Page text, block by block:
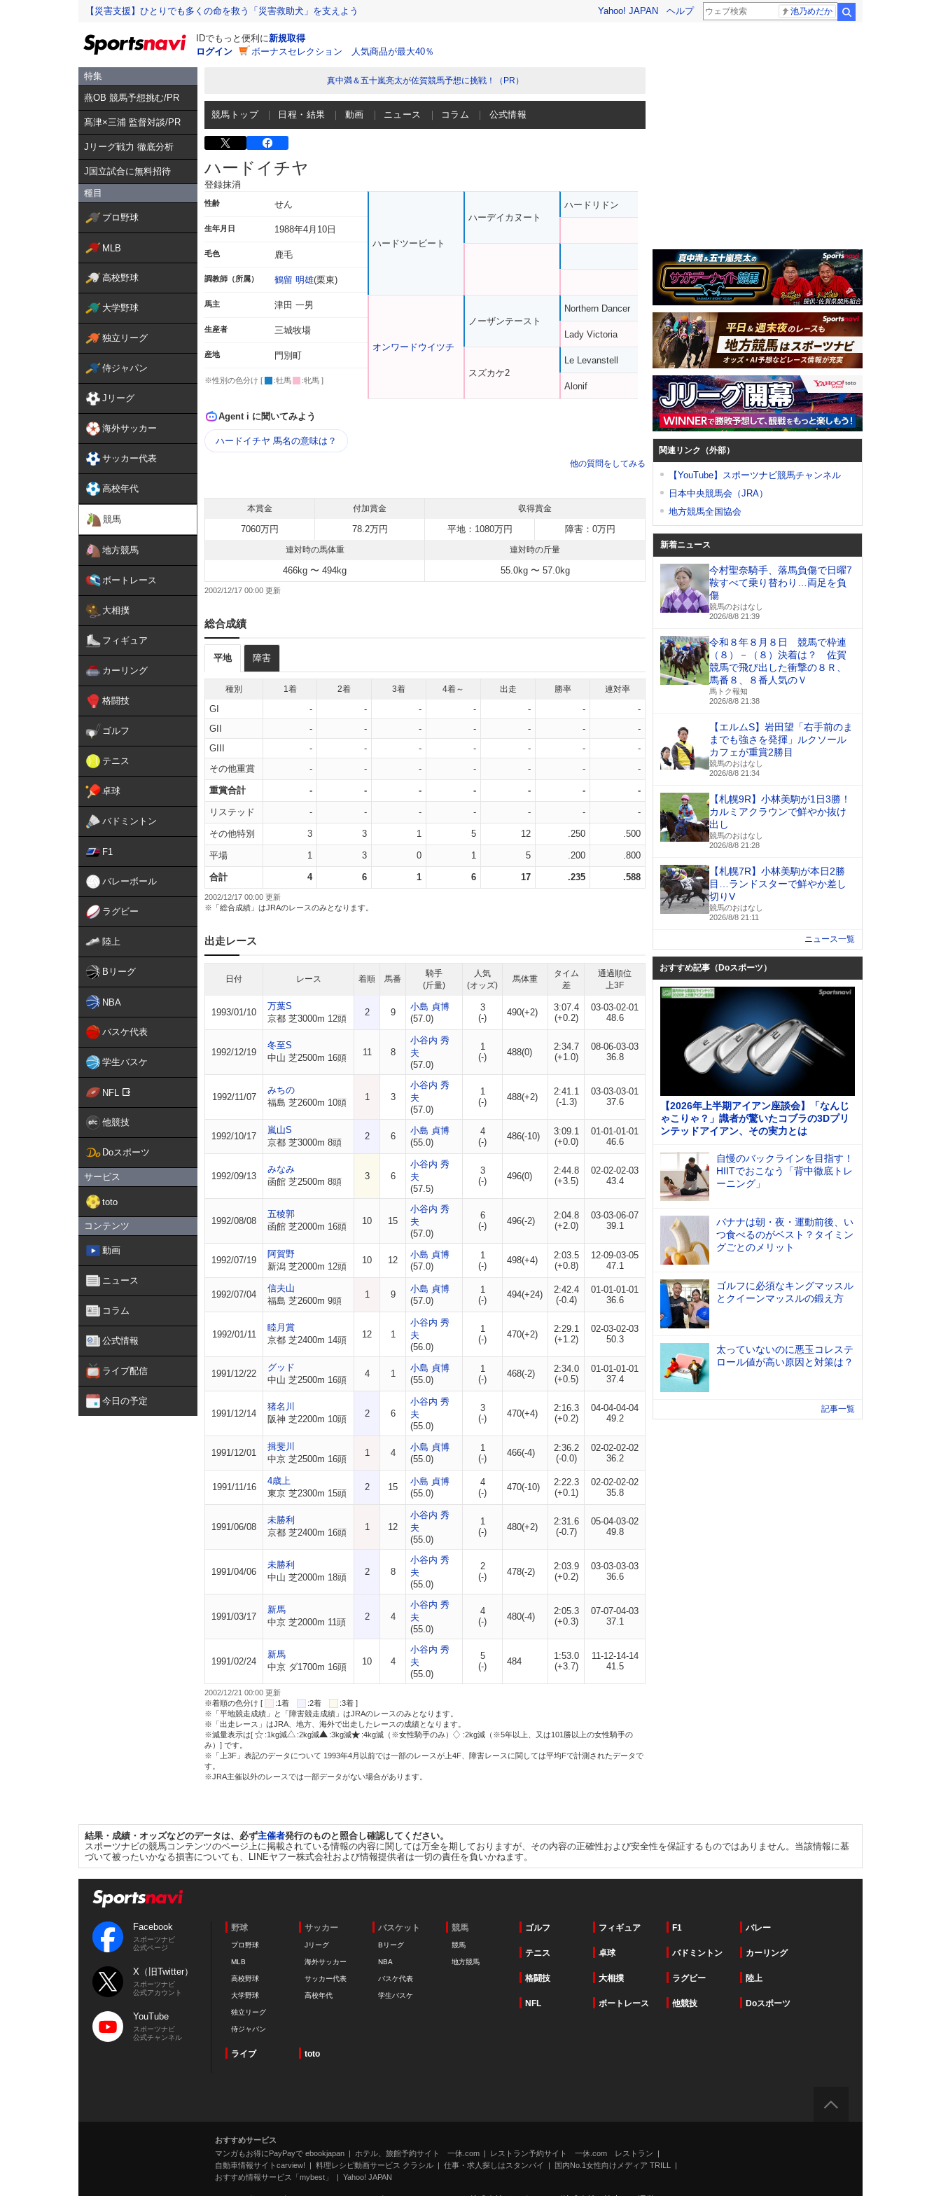
【災害支援】ひとりでも多くの命を救う「災害救助犬」を支えよう Yahoo! JAPAN ヘルプ 池乃めだか
IDでもっと便利に新規取得
ログイン
ボーナスセレクション 人気商品が最大40％
特集
燕OB 競馬予想挑む/PR
髙津×三浦 監督対談/PR
Jリーグ戦力 徹底分析
J国立試合に無料招待
種目
プロ野球
MLB
高校野球
大学野球
独立リーグ
侍ジャパン
Jリーグ
海外サッカー
サッカー代表
高校年代
競馬
地方競馬
ボートレース
大相撲
フィギュア
カーリング
格闘技
ゴルフ
テニス
卓球
バドミントン
F1
バレーボール
ラグビー
陸上
Bリーグ
NBA
バスケ代表
学生バスケ
NFL
他競技
Doスポーツ
サービス
toto
コンテンツ
動画
ニュース
コラム
公式情報
ライブ配信
今日の予定
真中満＆五十嵐亮太が佐賀競馬予想に挑戦！（PR）
競馬トップ 日程・結果 動画 ニュース コラム 公式情報
ハードイチヤ
登録抹消
性齢 せん
生年月日 1988年4月10日
毛色 鹿毛
調教師（所属） 鶴留 明雄(栗東)
馬主 津田 一男
生産者 三城牧場
産地 門別町
※性別の色分け [ :牡馬 :牝馬 ]
ハードツービート
オンワードウイツチ
ハーデイカヌート
ノーザンテースト
スズカケ2
ハードリドン
Northern Dancer
Lady Victoria
Le Levanstell
Alonif
Agent i に聞いてみよう
ハードイチヤ 馬名の意味は？
他の質問をしてみる
本賞金 付加賞金 収得賞金
7060万円 78.2万円 平地：1080万円 障害：0万円
連対時の馬体重 連対時の斤量
466kg 〜 494kg 55.0kg 〜 57.0kg
2002/12/17 00:00
総合成績
平地 障害
種別 1着 2着 3着 4着～ 出走 勝率 連対率
GI - - - - - -
-
GII
- - - - - -
-
GIII
- - - - - -
-
その他重賞
- - - - - - -
重賞合計 - - - - - - -
リステッド - - - - - - -
その他特別 3 3 1 5 12 .250 .500
平場 1 3 0 1 5 .200 .800
合計 4 6 1 6 17 .235 .588
2002/12/17 00:00 更新
※「総合成績」はJRAのレースのみとなります。
出走レース
日付 レース 着順 馬番
騎手
(斤量)
人気
(オッズ)
馬体重
タイム
差
通過順位
上3F
1993/01/10
万葉S
京都 芝3000m 12頭
2 9
小島 貞博
(57.0)
3
(-)
490(+2)
3:07.4
(+0.2)
03-03-02-01
48.6
1992/12/19
冬至S
中山 芝2500m 16頭
11 8
小谷内 秀
夫
(57.0)
1
(-)
488(0)
2:34.7
(+1.0)
08-06-03-03
36.8
1992/11/07
みちの
福島 芝2600m 10頭
1 3
小谷内 秀
夫
(57.0)
1
(-)
488(+2)
2:41.1
(-1.3)
03-03-03-01
37.6
1992/10/17
嵐山S
京都 芝3000m 8頭
2 6
小島 貞博
(55.0)
4
(-)
486(-10)
3:09.1
(+0.0)
01-01-01-01
46.6
1992/09/13
みなみ
函館 芝2500m 8頭
3 6
小谷内 秀
夫
(57.5)
3
(-)
496(0)
2:44.8
(+3.5)
02-02-02-03
43.4
1992/08/08
五稜郭
函館 芝2000m 16頭
10 15
小谷内 秀
夫
(57.0)
6
(-)
496(-2)
2:04.8
(+2.0)
03-03-06-07
39.1
1992/07/19
阿賀野
新潟 芝2000m 12頭
10 12
小島 貞博
(57.0)
1
(-)
498(+4)
2:03.5
(+0.8)
12-09-03-05
47.1
1992/07/04
信夫山
福島 芝2600m 9頭
1 9
小島 貞博
(57.0)
1
(-)
494(+24)
2:42.4
(-0.4)
01-01-01-01
36.6
1992/01/11
睦月賞
京都 芝2400m 14頭
12 1
小谷内 秀
夫
(56.0)
1
(-)
470(+2)
2:29.1
(+1.2)
02-03-02-03
50.3
1991/12/22
グッド
中山 芝2500m 16頭
4 1
小島 貞博
(55.0)
1
(-)
468(-2)
2:34.0
(+0.5)
01-01-01-01
37.4
1991/12/14
猪名川
阪神 芝2200m 10頭
2 6
小谷内 秀
夫
(55.0)
3
(-)
470(+4)
2:16.3
(+0.2)
04-04-04-04
49.2
1991/12/01
揖斐川
中京 芝2500m 16頭
1 4
小島 貞博
(55.0)
1
(-)
466(-4)
2:36.2
(-0.0)
02-02-02-02
36.2
1991/11/16
4歳上
東京 芝2300m 15頭
2 15
小島 貞博
(55.0)
4
(-)
470(-10)
2:22.3
(+0.1)
02-02-02-02
35.8
1991/06/08
未勝利
京都 芝2400m 16頭
1 12
小谷内 秀
夫
(55.0)
1
(-)
480(+2)
2:31.6
(-0.7)
05-04-03-02
49.8
1991/04/06
未勝利
中山 芝2000m 18頭
2 8
小谷内 秀
夫
(55.0)
2
(-)
478(-2)
2:03.9
(+0.2)
03-03-03-03
36.6
1991/03/17
新馬
中京 芝2000m 11頭
2 4
小谷内 秀
夫
(55.0)
4
(-)
480(-4)
2:05.3
(+0.3)
07-07-04-03
37.1
1991/02/24
新馬
中京 ダ1700m 16頭
10 4
小谷内 秀
夫
(55.0)
5
(-)
484
1:53.0
(+3.7)
11-12-14-14
41.5
2002/12/21 00:00 更新
※着順の色分け [
:1着 :2着
:3着 ]
※「平地競走成績」と「障害競走成績」はJRAのレースのみとなります。
※「出走レース」はJRA、地方、海外で出走したレースの成績となります。
※減量表示は[
:1kg減 :2kg減 :3kg減 :4kg減（※女性騎手のみ）
:2kg減（※5年以上、又は101勝以上の女性騎手の
み）] です。
※「上3F」表記のデータについて 1993年4月以前では一部のレースが上4F、障害レースに関しては平均Fで計測されたデータで
す。
※JRA主催以外のレースでは一部データがない場合があります。
関連リンク（外部）
【YouTube】スポーツナビ競馬チャンネル
日本中央競馬会（JRA）
地方競馬全国協会
新着ニュース
今村聖奈騎手、落馬負傷で日曜7
鞍すべて乗り替わり…両足を負
傷
競馬のおはなし
2026/8/8 21:39
令和８年８月８日 競馬で枠連
（８）－（８）決着は？ 佐賀
競馬で飛び出した衝撃の８Ｒ、
馬番８、８番人気のＶ
馬トク報知
2026/8/8 21:38
【エルムS】岩田望「右手前のま
までも強さを発揮」ルクソール
カフェが重賞2勝目
競馬のおはなし
2026/8/8 21:34
【札幌9R】小林美駒が1日3勝！
カルミアクラウンで鮮やか抜け
出し
競馬のおはなし
2026/8/8 21:28
【札幌7R】小林美駒が本日2勝
目…ランドスターで鮮やか差し
切りV
競馬のおはなし
2026/8/8 21:11
ニュース一覧
おすすめ記事（Doスポーツ）
【2026年上半期アイアン座談会】「なんじ
ゃこりゃ？」識者が驚いたコブラの3Dプリ
ンテッドアイアン、その実力とは
自慢のバックラインを目指す！
HIITでおこなう「背中徹底トレ
ーニング」
バナナは朝・夜・運動前後、い
つ食べるのがベスト？タイミン
グごとのメリット
ゴルフに必須なキングマッスル
とクイーンマッスルの鍛え方
太っていないのに悪玉コレステ
ロール値が高い原因と対策は？
記事一覧
結果・成績・オッズなどのデータは、必ず主催者発行のものと照合し確認してください。
スポーツナビの競馬コンテンツのページ上に掲載されている情報の内容に関しては万全を期しておりますが、その内容の正確性および安全性を保証するものではありません。当該情報に基
づいて被ったいかなる損害についても、LINEヤフー株式会社および情報提供者は一切の責任を負いかねます。
Facebook
スポーツナビ
公式ページ
X（旧Twitter）
スポーツナビ
公式アカウント
YouTube
スポーツナビ
公式チャンネル
野球
プロ野球
MLB
高校野球
大学野球
独立リーグ
侍ジャパン
サッカー
Jリーグ
海外サッカー
サッカー代表
高校年代
バスケット
Bリーグ
NBA
バスケ代表
学生バスケ
競馬
競馬
地方競馬
ゴルフ フィギュア F1 バレー
テニス 卓球 バドミントン カーリング
格闘技 大相撲 ラグビー 陸上
NFL ボートレース 他競技 Doスポーツ
ライブ toto
おすすめサービス
マンガもお得にPayPayで ebookjapan
ホテル、旅館予約サイト 一休.com
レストラン予約サイト 一休.com レストラン
自動車情報サイトcarview!
料理レシピ動画サービス クラシル 仕事・求人探しはスタンバイ
国内No.1女性向けメディア TRILL
おすすめ情報サービス「mybest」
Yahoo! JAPAN